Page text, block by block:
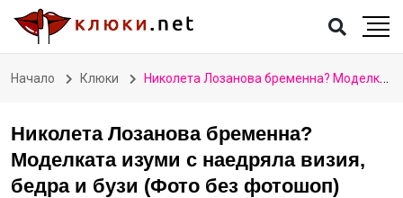
Начало Клюки Николета Лозанова бременна? Моделката изуми с наедряла визия, бедра и бузи (Фото без фотошоп)
Николета Лозанова бременна?
Моделката изуми с наедряла визия,
бедра и бузи (Фото без фотошоп)